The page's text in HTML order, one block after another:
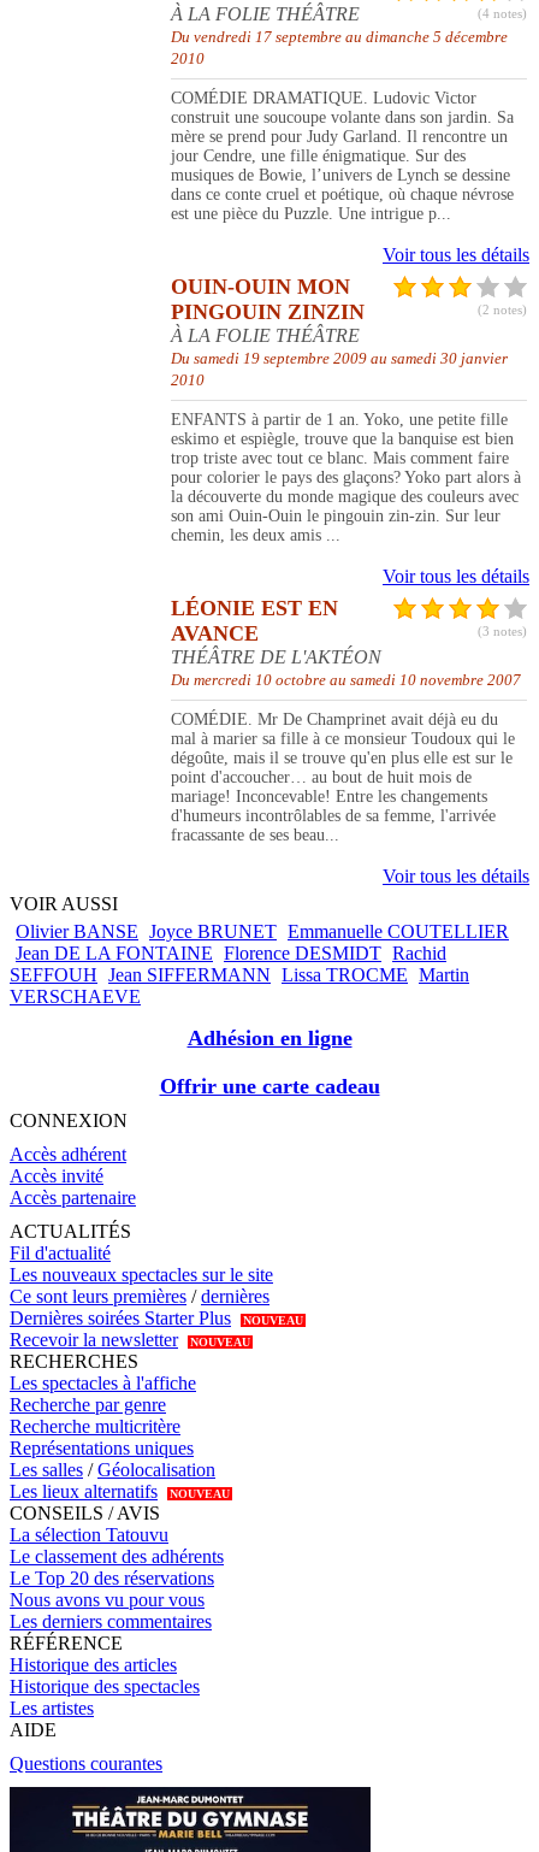
(4 notes)
À LA FOLIE THÉÂTRE
Du vendredi 17 septembre au dimanche 5 décembre
2010
COMÉDIE DRAMATIQUE. Ludovic Victor
construit une soucoupe volante dans son jardin. Sa
mère se prend pour Judy Garland. Il rencontre un
jour Cendre, une fille énigmatique. Sur des
musiques de Bowie, l’univers de Lynch se dessine
dans ce conte cruel et poétique, où chaque névrose
est une pièce du Puzzle. Une intrigue p...
Voir tous les détails
(2 notes)
OUIN-OUIN MON
PINGOUIN ZINZIN
À LA FOLIE THÉÂTRE
Du samedi 19 septembre 2009 au samedi 30 janvier
2010
ENFANTS à partir de 1 an. Yoko, une petite fille
eskimo et espiègle, trouve que la banquise est bien
trop triste avec tout ce blanc. Mais comment faire
pour colorier le pays des glaçons? Yoko part alors à
la découverte du monde magique des couleurs avec
son ami Ouin-Ouin le pingouin zin-zin. Sur leur
chemin, les deux amis ...
Voir tous les détails
(3 notes)
LÉONIE EST EN
AVANCE
THÉÂTRE DE L'AKTÉON
Du mercredi 10 octobre au samedi 10 novembre 2007
COMÉDIE. Mr De Champrinet avait déjà eu du
mal à marier sa fille à ce monsieur Toudoux qui le
dégoûte, mais il se trouve qu'en plus elle est sur le
point d'accoucher… au bout de huit mois de
mariage! Inconcevable! Entre les changements
d'humeurs incontrôlables de sa femme, l'arrivée
fracassante de ses beau...
Voir tous les détails
VOIR AUSSI
Olivier BANSE Joyce BRUNET Emmanuelle COUTELLIER
Jean DE LA FONTAINE Florence DESMIDT Rachid
SEFFOUH Jean SIFFERMANN Lissa TROCME Martin
VERSCHAEVE
Adhésion en ligne
Offrir une carte cadeau
CONNEXION
Accès adhérent
Accès invité
Accès partenaire
ACTUALITÉS
Fil d'actualité
Les nouveaux spectacles sur le site
Ce sont leurs premières /dernières
Dernières soirées Starter Plus
NOUVEAU
Recevoir la newsletter NOUVEAU
RECHERCHES
Les spectacles à l'affiche
Recherche par genre
Recherche multicritère
Représentations uniques
Les salles /Géolocalisation
Les lieux alternatifs
NOUVEAU
CONSEILS / AVIS
La sélection Tatouvu
Le classement des adhérents
Le Top 20 des réservations
Nous avons vu pour vous
Les derniers commentaires
RÉFÉRENCE
Historique des articles
Historique des spectacles
Les artistes
AIDE
Questions courantes